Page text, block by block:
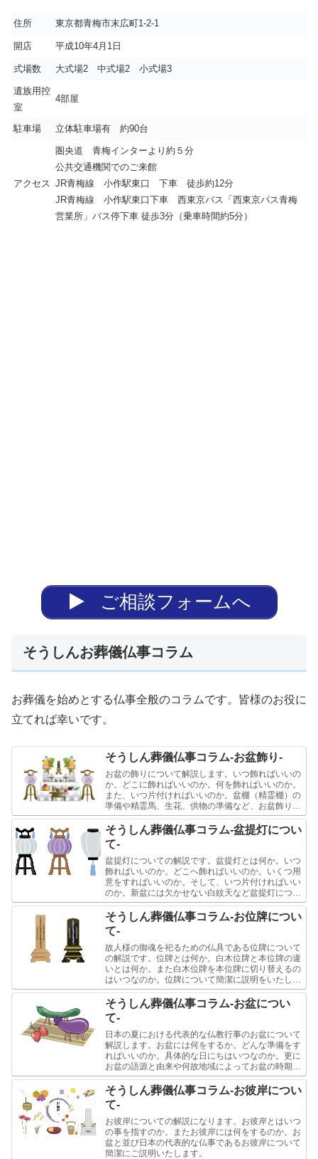
住所 東京都青梅市末広町1-2-1
開店 平成10年4月1日
式場数 大式場2 中式場2 小式場3
遺族用控
室
4部屋
駐車場 立体駐車場有 約90台
アクセス
圏央道 青梅インターより約５分
公共交通機関でのご来館
JR青梅線 小作駅東口 下車 徒歩約12分
JR青梅線 小作駅東口下車 西東京バス「西東京バス青梅
営業所」バス停下車 徒歩3分（乗車時間約5分）
ご相談フォームへ
そうしんお葬儀仏事コラム
お葬儀を始めとする仏事全般のコラムです。皆様のお役に
立てれば幸いです。
そうしん葬儀仏事コラム-お盆飾り-
お盆の飾りについて解説します。いつ飾ればいいの
か。どこに飾ればいいのか。何を飾ればいいのか。
また、いつ片付ければいいのか。盆棚（精霊棚）の
準備や精霊馬、生花、供物の準備など、お盆飾りに
ついて簡潔にご説明をします。
そうしん葬儀仏事コラム-盆提灯につい
て-
盆提灯についての解説です。盆提灯とは何か。いつ
飾ればいいのか。どこへ飾ればいいのか。いくつ用
意をすればいいのか。そして、いつ片付ければいい
のか。新盆には欠かせない白紋天など盆提灯につい
て簡潔に説明します。
そうしん葬儀仏事コラム-お位牌につい
て-
故人様の御魂を祀るための仏具である位牌について
の解説です。位牌とは何か。白木位牌と本位牌の違
いとは何か。また白木位牌を本位牌に切り替えるの
はいつなのか。位牌について簡潔に説明をいたしま
す。
そうしん葬儀仏事コラム-お盆につい
て-
日本の夏における代表的な仏教行事のお盆について
解説します。お盆には何をするか。どんな準備をす
ればいいのか。具体的な日にちはいつなのか。更に
お盆の語源と由来や何故地域によってお盆の時期が
異なるのかという事について簡潔にご説明します。
そうしん葬儀仏事コラム-お彼岸につい
て-
お彼岸についての解説になります。お彼岸とはいつ
の事を指すのか。またお彼岸には何をするのか。お
盆と並び日本の代表的な仏事であるお彼岸について
簡潔にご説明いたします。